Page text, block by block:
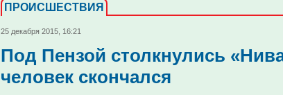
ПРОИCШЕСТВИЯ
25 декабря 2015, 16:21
Под Пензой столкнулись
человек скончался